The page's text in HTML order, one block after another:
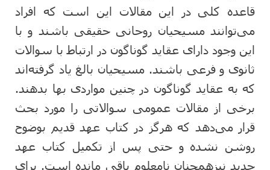
قاعده کلی در این مقالات این است که افراد
می‌توانند مسیحیان روحانی حقیقی باشند و با
این وجود دارای عقاید گوناگون در ارتباط با سوالات
ثانوی و فرعی باشند. مسیحیان بالغ یاد گرفته‌اند
که به عقاید گوناگون در چنین مواردی بها بدهند.
برخی از مقالات عمومی سوالاتی را مورد بحث
قرار می‌دهد که هرگز در کتاب عهد قدیم بوضوح
روشن نشده و حتی پس از تکمیل کتاب عهد
جدید نیزهمچنان نامعلوم باقی مانده است. برای